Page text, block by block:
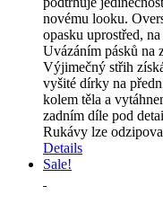
novému looku.
opasku uprostřed,
Uvázáním pásků na
Výjimečný střih
vyšité dírky na
kolem těla a
zadním díle pod
Rukávy lze
Details
Sale!